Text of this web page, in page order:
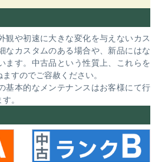
観や初速に大きな変化を与えないカス
なカスタムのある場合や、新品にはな
ます。中古品という性質上、これらを
すのでご容赦ください。
基本的なメンテナンスはお客様にて行
。